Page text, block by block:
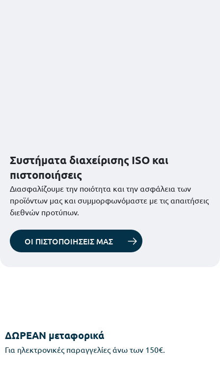
Συστήματα διαχείρισης ISO και
πιστοποιήσεις
Διασφαλίζουμε την ποιότητα και την ασφάλεια των
προϊόντων μας και συμμορφωνόμαστε με τις απαιτήσεις
διεθνών προτύπων.
ΟΙ ΠΙΣΤΟΠΟΙΗΣΕΙΣ ΜΑΣ
ΔΩΡΕΑΝ μεταφορικά
Για ηλεκτρονικές παραγγελίες άνω των 150€.